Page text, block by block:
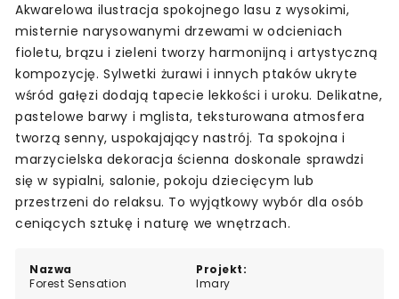
Nazwa
Forest Sensation
Projekt:
Imary
Akwarelowa ilustracja spokojnego lasu z wysokimi,
misternie narysowanymi drzewami w odcieniach
fioletu, brązu i zieleni tworzy harmonijną i artystyczną
kompozycję. Sylwetki żurawi i innych ptaków ukryte
wśród gałęzi dodają tapecie lekkości i uroku. Delikatne,
pastelowe barwy i mglista, teksturowana atmosfera
tworzą senny, uspokajający nastrój. Ta spokojna i
marzycielska dekoracja ścienna doskonale sprawdzi
się w sypialni, salonie, pokoju dziecięcym lub
przestrzeni do relaksu. To wyjątkowy wybór dla osób
ceniących sztukę i naturę we wnętrzach.